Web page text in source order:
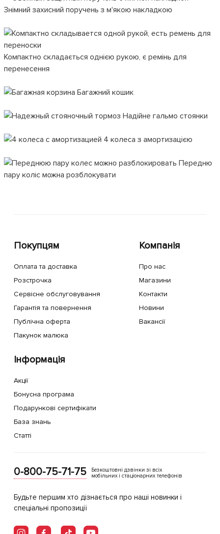
Знімний захисний поручень з м'якою накладкою
Компактно складається однією рукою, є ремінь для
перенесення
Багажний кошик
Надійне гальмо стоянки
4 колеса з амортизацією
Передню
пару коліс можна розблокувати
Покупцям
Оплата та доставка
Розстрочка
Сервісне обслуговування
Гарантія та повернення
Публічна оферта
Пакунок малюка
Компанія
Про нас
Магазини
Контакти
Новини
Вакансії
Інформація
Акції
Бонусна програма
Подарункові сертифікати
База знань
Статті
0-800-75-71-75
Безкоштовні дзвінки зі всіх
мобільних і стаціонарних телефонів
Будьте першим хто дізнається про наші новинки і
спеціальні пропозиції